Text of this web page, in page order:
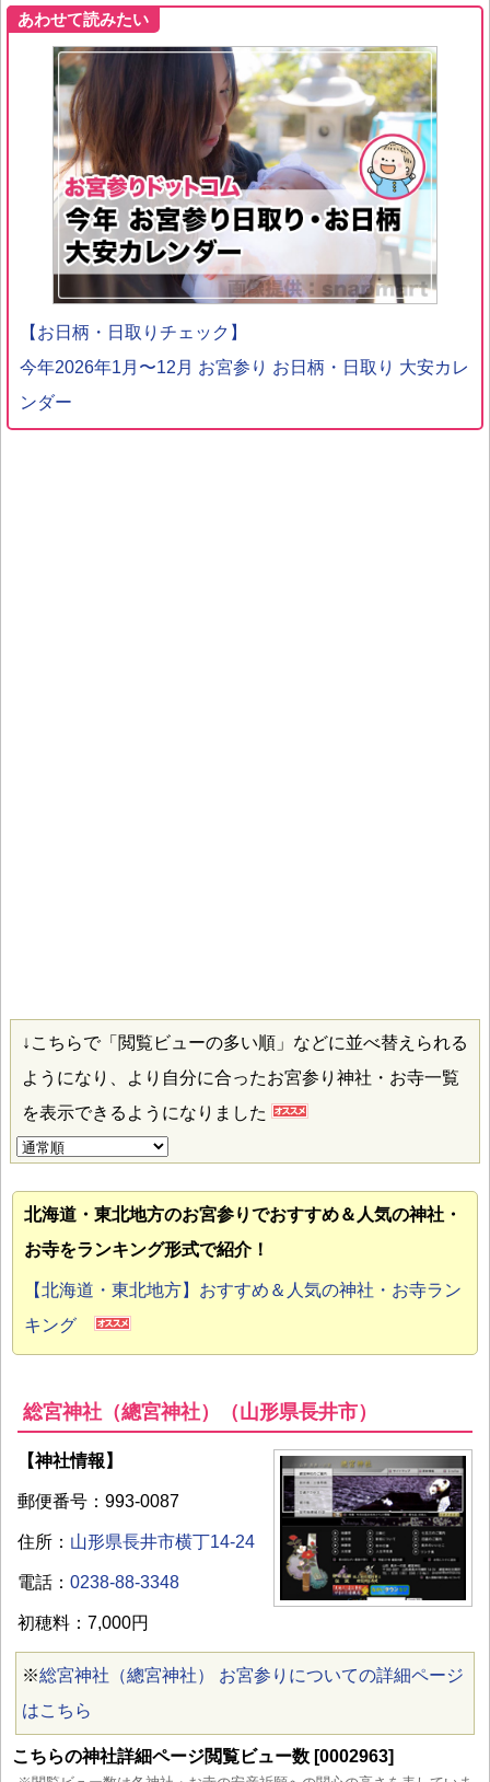
あわせて読みたい
【お日柄・日取りチェック】
今年2026年1月〜12月 お宮参り お日柄・日取り 大安カレ
ンダー
↓こちらで「閲覧ビューの多い順」などに並べ替えられる
ようになり、より自分に合ったお宮参り神社・お寺一覧
を表示できるようになりました
北海道・東北地方のお宮参りでおすすめ＆人気の神社・
お寺をランキング形式で紹介！
【北海道・東北地方】おすすめ＆人気の神社・お寺ラン
キング
総宮神社（總宮神社）（山形県長井市）
【神社情報】
郵便番号：993-0087
住所： 山形県長井市横丁14-24
電話： 0238-88-3348
初穂料：7,000円
※総宮神社（總宮神社） お宮参りについての詳細ページ
はこちら
こちらの神社詳細ページ閲覧ビュー数 [0002963]